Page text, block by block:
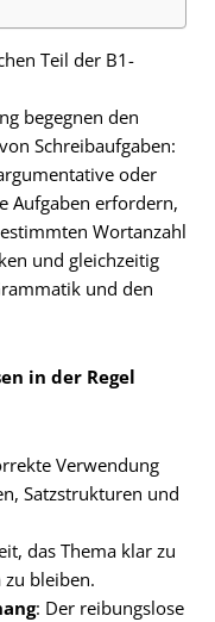
Teil der B1-
begegnen den
Schreibaufgaben:
oder
Aufgaben erfordern,
Wortanzahl
und gleichzeitig
und den
in der Regel
Verwendung
Satzstrukturen und
das Thema klar zu
bleiben.
: Der reibungslose